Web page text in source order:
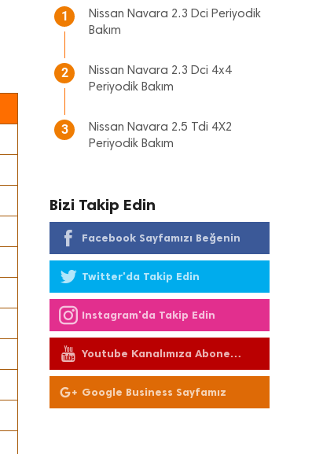
1
Nissan Navara 2.3 Dci Periyodik
Bakım
2
Nissan Navara 2.3 Dci 4x4
Periyodik Bakım
3
Nissan Navara 2.5 Tdi 4X2
Periyodik Bakım
Bizi Takip Edin
Facebook Sayfamızı Beğenin
Twitter'da Takip Edin
Instagram'da Takip Edin
Youtube Kanalımıza Abone
Olun
Google Business Sayfamız